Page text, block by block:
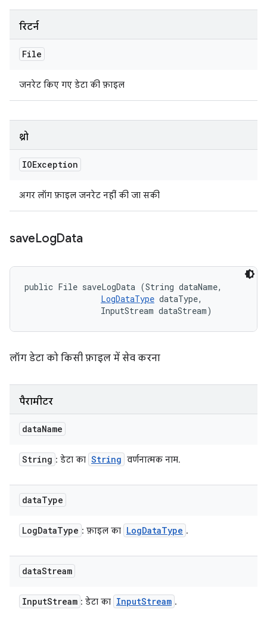
रिटर्न
File
जनरेट किए गए डेटा की फ़ाइल
थ्रो
IOException
अगर लॉग फ़ाइल जनरेट नहीं की जा सकी
saveLogData
public File saveLogData (String dataName,
LogDataType dataType,
                InputStream dataStream)
लॉग डेटा को किसी फ़ाइल में सेव करना
पैरामीटर
dataName
String : डेटा का String वर्णनात्मक नाम.
dataType
LogDataType : फ़ाइल का LogDataType .
dataStream
InputStream : डेटा का InputStream .